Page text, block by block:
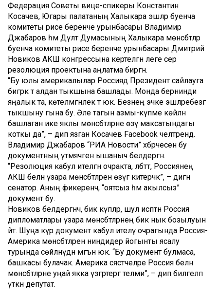
Федерация Советы вице-спикеры Константин
Косачев, Югары палатаның Халыкара эшләр буенча
комитеты рәисе беренче урынбасары Владимир
Джабаров һәм Дәүләт Думасының Халыкара мөнәсәбәтләр
буенча комитеты рәисе беренче урынбасары Дмитрий
Новиков АКШ конгрессына кертелгән әлеге сәер
резолюция проектына аңлатма биргән.
“Бу юлы америкалылар Россиядә Президент сайлауга
бигрәк тә алдан тыкшына башлады. Монда бернинди
яңалык та, көтелмәгәнлек тә юк. Безнең эчке эшләребезгә
тыкшыну гына бу. Әле тагын азмы-күпме көйләнә
башлаган ике яклы мөнәсәбәтләрне өзү максатындагы
коткы да”, – дип язган Косачев Facebook челтәрендә.
Владимир Джабаров “РИА Новости” хәбәрчесенә бу
документның үтмәячәгенә ышаныч белдергән.
“Резолюция кабул ителгән очракта, әлбәттә, Россиянең
АКШ белән үзара мөнәсәбәтләрен өзүгә китерәчәк”, – дигән
сенатор. Аның фикеренчә, “оятсыз һәм акылсыз”
документ бу.
Новиков белдергәнчә, бик күпләр, шул исәптән Россия
дипломатлары үзара мөнәсәбәтләрнең бик нык бозылуын
әйтә. Шуңа күрә документ кабул ителү очрагында Россия-
Америка мөнәсәбәтләренә ниндидер йогынты ясалу
турында сөйләнүдән мәгънә юк. “Бу документ булмаса,
башкасы булачак. Америка сәясәтчеләре Россия белән
мөнәсәбәтләрне уңай якка үзгәртергә теләми”, – дип билгеләп
үткән депутат.